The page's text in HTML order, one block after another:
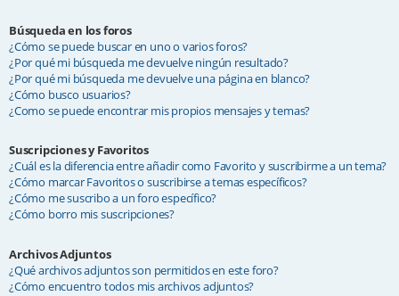
Búsqueda en los foros
¿Cómo se puede buscar en uno o varios foros?
¿Por qué mi búsqueda me devuelve ningún resultado?
¿Por qué mi búsqueda me devuelve una página en blanco?
¿Cómo busco usuarios?
¿Como se puede encontrar mis propios mensajes y temas?
Suscripciones y Favoritos
¿Cuál es la diferencia entre añadir como Favorito y suscribirme a un tema?
¿Cómo marcar Favoritos o suscribirse a temas específicos?
¿Cómo me suscribo a un foro específico?
¿Cómo borro mis suscripciones?
Archivos Adjuntos
¿Qué archivos adjuntos son permitidos en este foro?
¿Cómo encuentro todos mis archivos adjuntos?